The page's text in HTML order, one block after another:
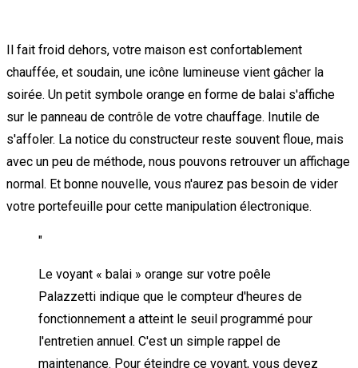
Il fait froid dehors, votre maison est confortablement
chauffée, et soudain, une icône lumineuse vient gâcher la
soirée. Un petit symbole orange en forme de balai s'affiche
sur le panneau de contrôle de votre chauffage. Inutile de
s'affoler. La notice du constructeur reste souvent floue, mais
avec un peu de méthode, nous pouvons retrouver un affichage
normal. Et bonne nouvelle, vous n'aurez pas besoin de vider
votre portefeuille pour cette manipulation électronique.
"
Le voyant « balai » orange sur votre poêle
Palazzetti indique que le compteur d'heures de
fonctionnement a atteint le seuil programmé pour
l'entretien annuel. C'est un simple rappel de
maintenance. Pour éteindre ce voyant, vous devez